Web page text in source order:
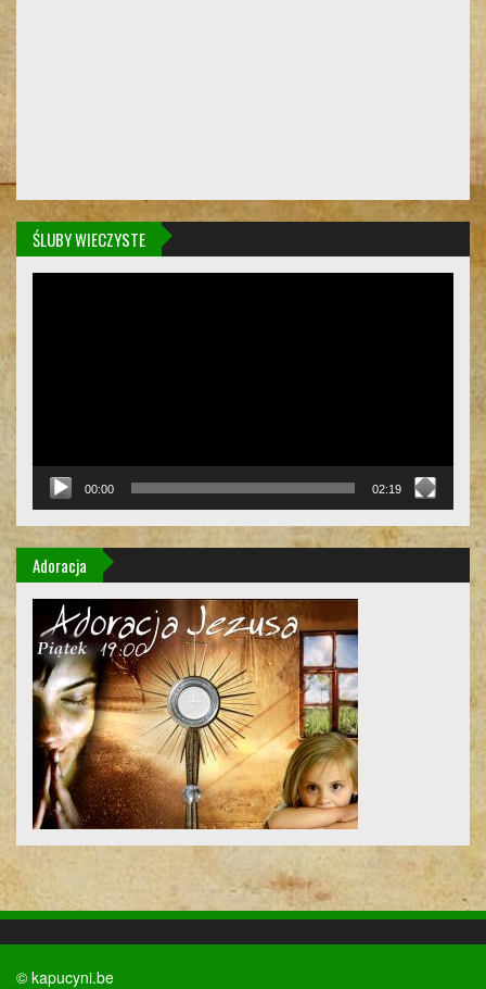
ŚLUBY WIECZYSTE
00:00 02:19
Adoracja
© kapucyni.be